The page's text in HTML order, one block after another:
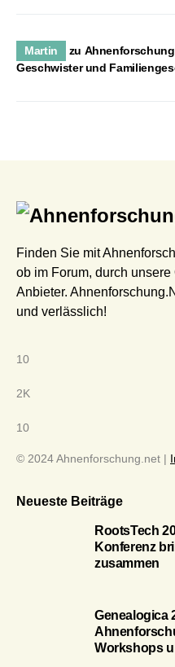
Martin zu
Geschwister und
Finden Sie mit
ob im Forum, durch
Anbieter.
und verlässlich!
10
2K
10
© 2024 Ahnenforschung.net |
Neueste Beiträge
RootsTech
Konferenz
zusammen
Genealogica
Workshops